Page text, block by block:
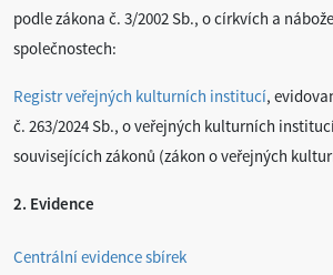
podle zákona č. 3/2002 Sb., o církvích a
společnostech:
Registr veřejných kulturních institucí,
č. 263/2024 Sb., o veřejných kulturních
souvisejících zákonů (zákon o veřejných
2. Evidence
Centrální evidence sbírek